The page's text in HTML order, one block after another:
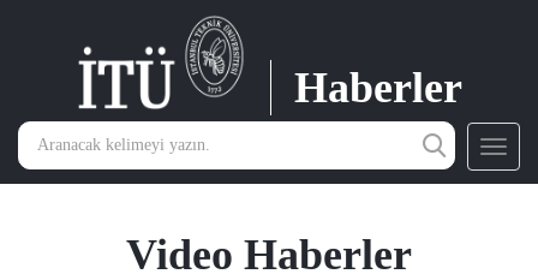
Haberler
Video Haberler